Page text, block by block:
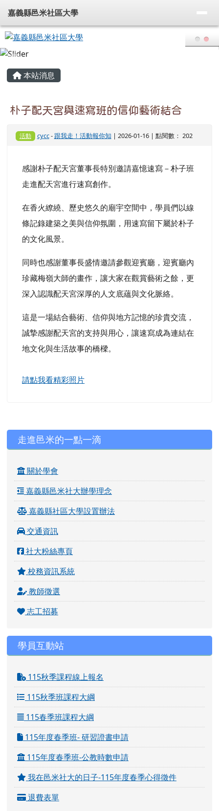
嘉義縣邑米社區大學
導覽列
嘉義縣邑米社區大學
主內容區域
本站消息
朴子配天宮與速寫班的信仰藝術結合
活動 cycc- 跟我走！活動報你知 | 2026-01-16 | 點閱數： 202
感謝朴子配天宮董事長特別邀請嘉憶速寫－朴子班
走進配天宮進行速寫創作。
在香火繚繞、歷史悠久的廟宇空間中，學員們以線
條記錄建築之美與信仰氛圍，用速寫留下屬於朴子
的文化風景。
同時也感謝董事長盛情邀請參觀迎賓廳，迎賓廳內
珍藏梅嶺大師的畫作，讓大家在觀賞藝術之餘，更
深入認識配天宮深厚的人文底蘊與文化脈絡。
這是一場結合藝術、信仰與地方記憶的珍貴交流，
誠摯感謝配天宮的支持與用心，讓速寫成為連結在
地文化與生活故事的橋樑。
請點我看精彩照片
左邊區域內容
走進邑米的一點一滴
關於學會
嘉義縣邑米社大辦學理念
嘉義縣社區大學設置辦法
交通資訊
社大粉絲專頁
校務資訊系統
教師徵選
志工招募
學員互動站
115秋季課程線上報名
115秋季班課程大綱
115春季班課程大綱
115年度春季班- 研習證書申請
115年度春季班-公教時數申請
我在邑米社大的日子-115年度春季心得徵件
退費表單
頁尾區域